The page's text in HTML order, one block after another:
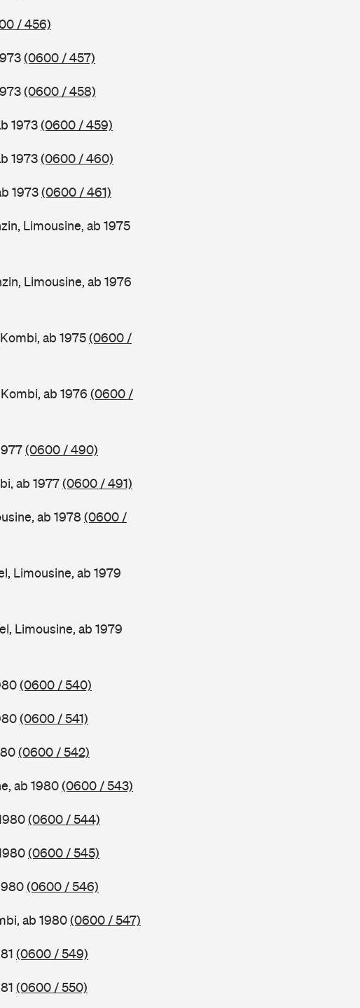
/ 456)
(0600 / 457)
(0600 / 458)
1973(0600 / 459)
1973(0600 / 460)
1973(0600 / 461)
Limousine, ab 1975
Limousine, ab 1976
ab 1975(0600 /
ab 1976 (0600 /
(0600 / 490)
ab 1977(0600 / 491)
ab 1978(0600 /
Limousine, ab 1979
Limousine, ab 1979
(0600 / 540)
(0600 / 541)
(0600 / 542)
ab 1980(0600 / 543)
(0600 / 544)
(0600 / 545)
(0600 / 546)
ab 1980(0600 / 547)
(0600 / 549)
(0600 / 550)